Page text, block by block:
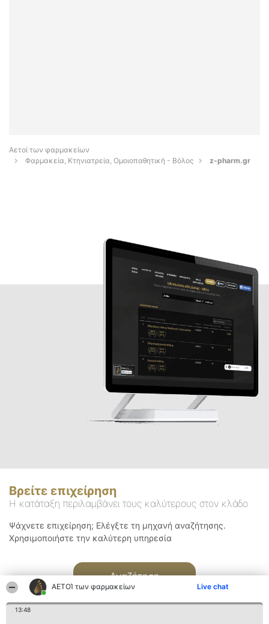
ΑΕΤΟΊ των φαρμακείων Live chat
13:48
Αετοί των φαρμακείων
Φαρμακεία, Κτηνιατρεία, Ομοιοπαθητική - Βόλος
z-pharm.gr
Βρείτε επιχείρηση
Η κατάταξη περιλαμβάνει τους καλύτερους στον κλάδο
Ψάχνετε επιχείρηση; Ελέγξτε τη μηχανή αναζήτησης.
Χρησιμοποιήστε την καλύτερη υπηρεσία
Αναζήτηση